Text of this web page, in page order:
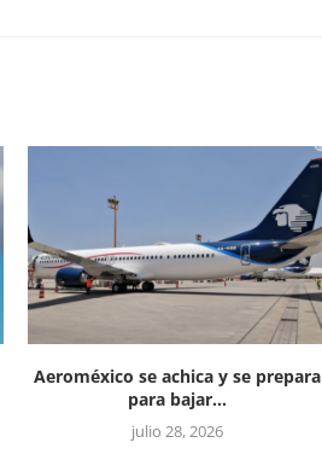
Aeroméxico se achica y se prepara
para bajar...
julio 28, 2026